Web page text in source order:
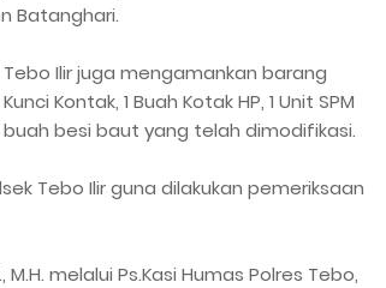
Batanghari.
Ilir juga mengamankan barang
Kontak, 1 Buah Kotak HP, 1 Unit SPM
buah besi baut yang telah dimodifikasi.
Tebo Ilir guna dilakukan pemeriksaan
M.H. melalui Ps.Kasi Humas Polres Tebo,